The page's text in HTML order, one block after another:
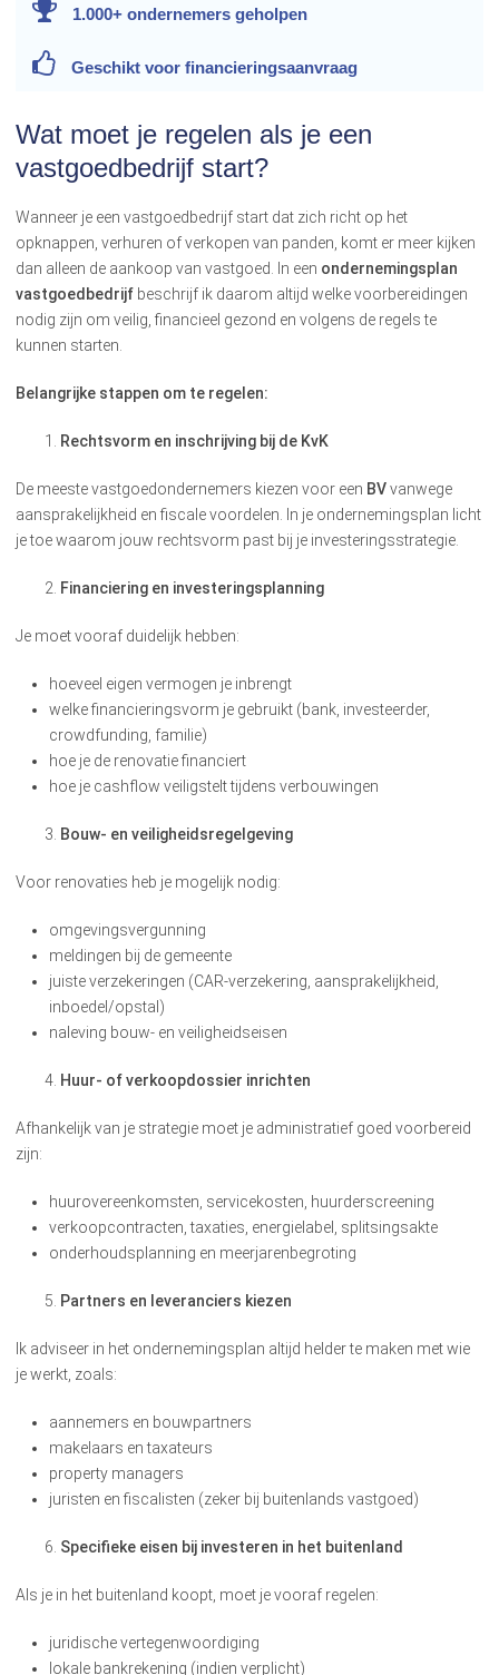
1.000+ ondernemers geholpen
Geschikt voor financieringsaanvraag
Wat moet je regelen als je een
vastgoedbedrijf start?
Wanneer je een vastgoedbedrijf start dat zich richt op het
opknappen, verhuren of verkopen van panden, komt er meer kijken
dan alleen de aankoop van vastgoed. In een ondernemingsplan
vastgoedbedrijf beschrijf ik daarom altijd welke voorbereidingen
nodig zijn om veilig, financieel gezond en volgens de regels te
kunnen starten.
Belangrijke stappen om te regelen:
Rechtsvorm en inschrijving bij de KvK
De meeste vastgoedondernemers kiezen voor een BVvanwege
aansprakelijkheid en fiscale voordelen. In je ondernemingsplan licht
je toe waarom jouw rechtsvorm past bij je investeringsstrategie.
Financiering en investeringsplanning
Je moet vooraf duidelijk hebben:
hoeveel eigen vermogen je inbrengt
welke financieringsvorm je gebruikt (bank, investeerder,
crowdfunding, familie)
hoe je de renovatie financiert
hoe je cashflow veiligstelt tijdens verbouwingen
Bouw- en veiligheidsregelgeving
Voor renovaties heb je mogelijk nodig:
omgevingsvergunning
meldingen bij de gemeente
juiste verzekeringen (CAR-verzekering, aansprakelijkheid,
inboedel/opstal)
naleving bouw- en veiligheidseisen
Huur- of verkoopdossier inrichten
Afhankelijk van je strategie moet je administratief goed voorbereid
zijn:
huurovereenkomsten, servicekosten, huurderscreening
verkoopcontracten, taxaties, energielabel, splitsingsakte
onderhoudsplanning en meerjarenbegroting
Partners en leveranciers kiezen
Ik adviseer in het ondernemingsplan altijd helder te maken met wie
je werkt, zoals:
aannemers en bouwpartners
makelaars en taxateurs
property managers
juristen en fiscalisten (zeker bij buitenlands vastgoed)
Specifieke eisen bij investeren in het buitenland
Als je in het buitenland koopt, moet je vooraf regelen:
juridische vertegenwoordiging
lokale bankrekening (indien verplicht)